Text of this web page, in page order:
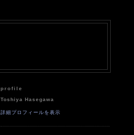
profile
Toshiya Hasegawa
詳細プロフィールを表示